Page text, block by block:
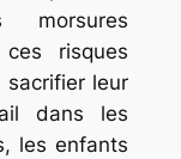
morsures
risques
sacrifier leur
dans les
les enfants